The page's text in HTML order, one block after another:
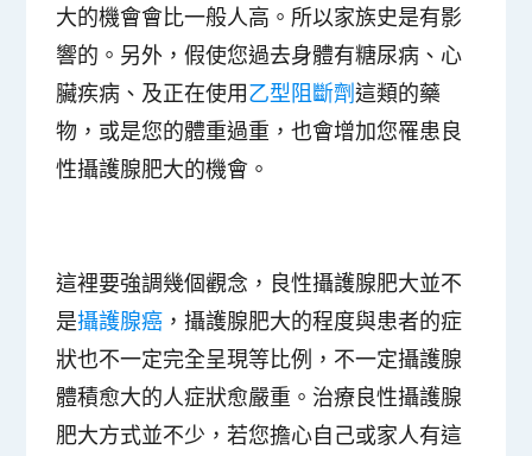
大的機會會比一般人高。所以家族史是有影
響的。另外，假使您過去身體有糖尿病、心
臟疾病 、及正在使用乙型阻斷劑這類的藥
物，或是您的體重過重，也會增加您罹患良
性攝護腺肥大的機會。
這裡要強調幾個觀念， 良性攝護腺肥大並不
是攝護腺癌 ，攝護腺肥大的程度與患者的症
狀也不一定完全呈現等比例，不一定攝護腺
體積愈大的人症狀愈嚴重。治療良性攝護腺
肥大方式並不少，若您擔心自己或家人有這